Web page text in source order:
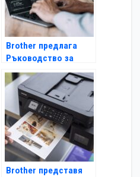
Brother предлага
Ръководство за
мрежова сигурност с
10 съвета,
подходящи за
всички компании
Brother представя